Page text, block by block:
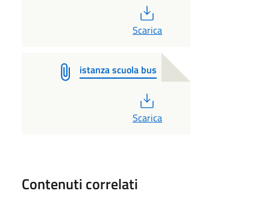
Scarica
istanza scuola bus
Scarica
Contenuti correlati